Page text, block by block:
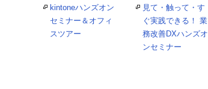
kintoneハンズオン
セミナー＆オフィ
スツアー
見て・触って・す
ぐ実践できる！ 業
務改善DXハンズオ
ンセミナー